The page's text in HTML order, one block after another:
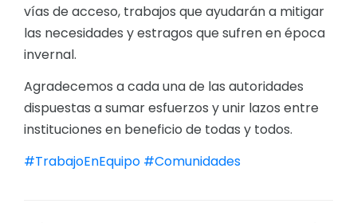
Obras y proyectos
vías de acceso, trabajos que ayudarán a mitigar
las necesidades y estragos que sufren en época
invernal.
Agradecemos a cada una de las autoridades
dispuestas a sumar esfuerzos y unir lazos entre
instituciones en beneficio de todas y todos.
#TrabajoEnEquipo #Comunidades